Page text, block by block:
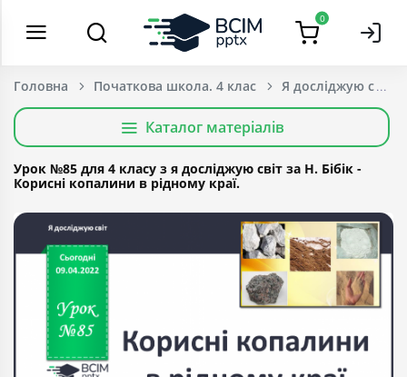
0
Головна Початкова школа. 4 клас Я досліджую світ
Каталог матеріалів
Урок №85 для 4 класу з я досліджую світ за Н. Бібік -
Корисні копалини в рідному краї.